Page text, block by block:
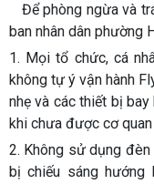
Để phòng ngừa và
ban nhân dân phường
1. Mọi tổ chức, cá
không tự ý vận hành
nhẹ và các thiết bị
khi chưa được cơ
2. Không sử dụng
bị chiếu sáng hướng